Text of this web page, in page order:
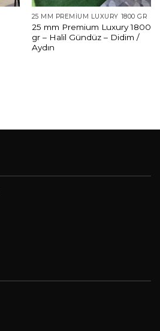
25 MM PREMIUM LUXURY 1800 GR
25 mm Premium Luxury 1800
gr – Halil Gündüz – Didim /
Aydın